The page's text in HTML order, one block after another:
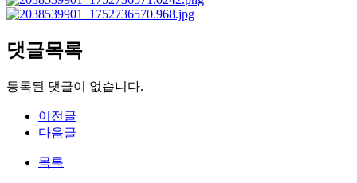
댓글목록
등록된 댓글이 없습니다.
이전글
다음글
목록